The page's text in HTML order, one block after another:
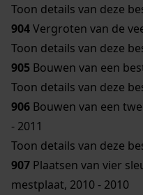
Toon details van deze
904Vergroten van de
Toon details van deze
905 Bouwen van een
Toon details van deze
906 Bouwen van een
- 2011
Toon details van deze
907 Plaatsen van vier
mestplaat, 2010 - 2010